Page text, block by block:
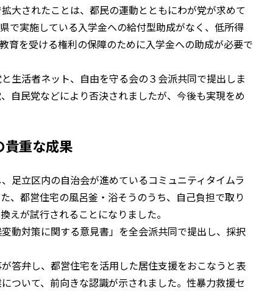
大されたことは、都民の運動とともにわが党が求めて
で実施している入学金への給付型助成がなく、低所得
育を受ける権利の保障のために入学金への助成が必要で
生活者ネット、自由を守る会の３会派共同で提出しま
自民党などにより否決されましたが、今後も実現をめ
貴重な成果
足立区内の自治会が進めているコミュニティタイムラ
、都営住宅の風呂釜・浴そうのうち、自己負担で取り
えが試行されることになりました。
動対策に関する意見書」を全会派共同で提出し、採択
答弁し、都営住宅を活用した居住支援をおこなうと表
ついて、前向きな認識が示されました。性暴力救援セ